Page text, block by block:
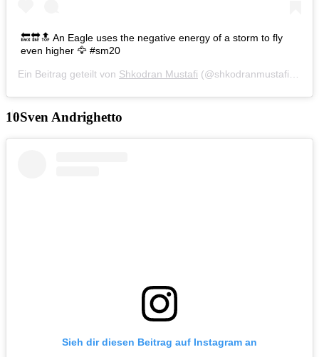
🔙🔛🔝 An Eagle uses the negative energy of a storm to fly
even higher 🦅 #sm20
Ein Beitrag geteilt von Shkodran Mustafi (@shkodranmustafi) am
Sven Andrighetto
Sieh dir diesen Beitrag auf Instagram an